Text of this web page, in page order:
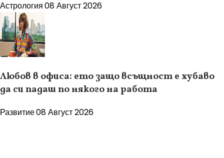
Астрология08 Август 2026
Любов в офиса: ето защо всъщност е хубаво
да си падаш по някого на работа
Развитие08 Август 2026